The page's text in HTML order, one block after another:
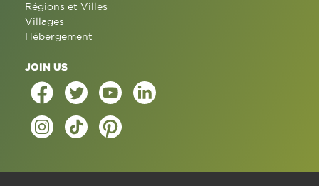
Régions et Villes
Villages
Hébergement
JOIN US